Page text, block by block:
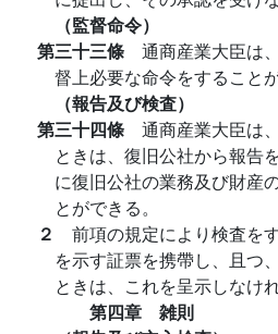
（監督命令）
第三十三條 通商産業大臣は
督上必要な命令をすることが
（報告及び検査）
第三十四條 通商産業大臣は
ときは、復旧公社から報告
に復旧公社の業務及び財産
とができる。
２ 前項の規定により検査を
を示す証票を携帶し、且つ
ときは、これを呈示しなけ
第四章 雑則